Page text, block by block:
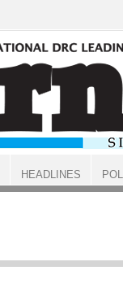
HEADLINES